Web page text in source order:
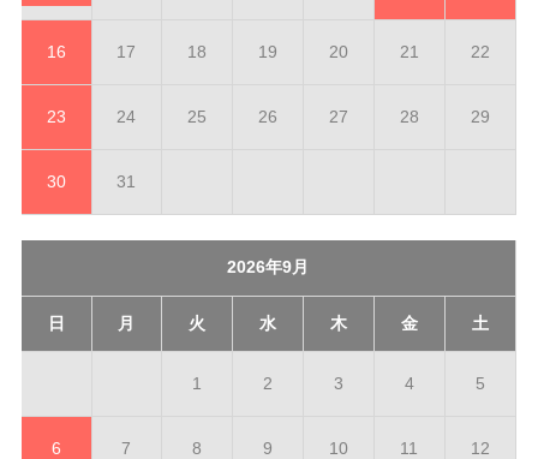
16 17 18 19 20 21 22
23 24 25 26 27 28 29
30 31
2026年9月
日 月 火 水 木 金 土
1 2 3 4 5
6 7 8 9 10 11 12